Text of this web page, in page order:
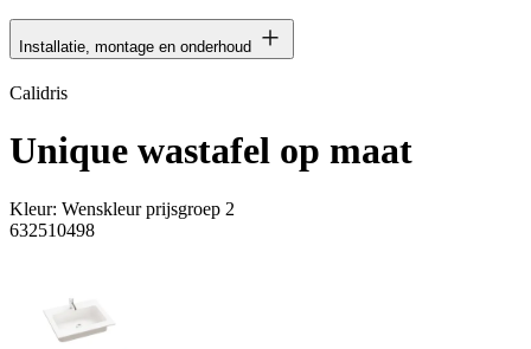
Installatie, montage en onderhoud
Calidris
Unique wastafel op maat
Kleur: Wenskleur prijsgroep 2
632510498